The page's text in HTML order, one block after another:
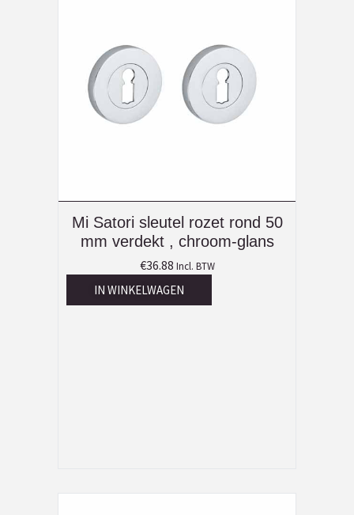
Mi Satori sleutel rozet rond 50
mm verdekt , chroom-glans
€36.88 Incl. BTW
IN WINKELWAGEN